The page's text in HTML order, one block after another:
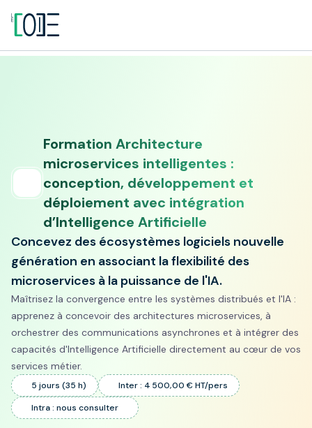
Formation Architecture
microservices intelligentes :
conception, développement et
déploiement avec intégration
d’Intelligence Artificielle
Concevez des écosystèmes logiciels nouvelle
génération en associant la flexibilité des
microservices à la puissance de l'IA.
Maîtrisez la convergence entre les systèmes distribués et l'IA :
apprenez à concevoir des architectures microservices, à
orchestrer des communications asynchrones et à intégrer des
capacités d'Intelligence Artificielle directement au cœur de vos
services métier.
5 jours (35 h)
Inter : 4 500,00 € HT/pers
Intra : nous consulter